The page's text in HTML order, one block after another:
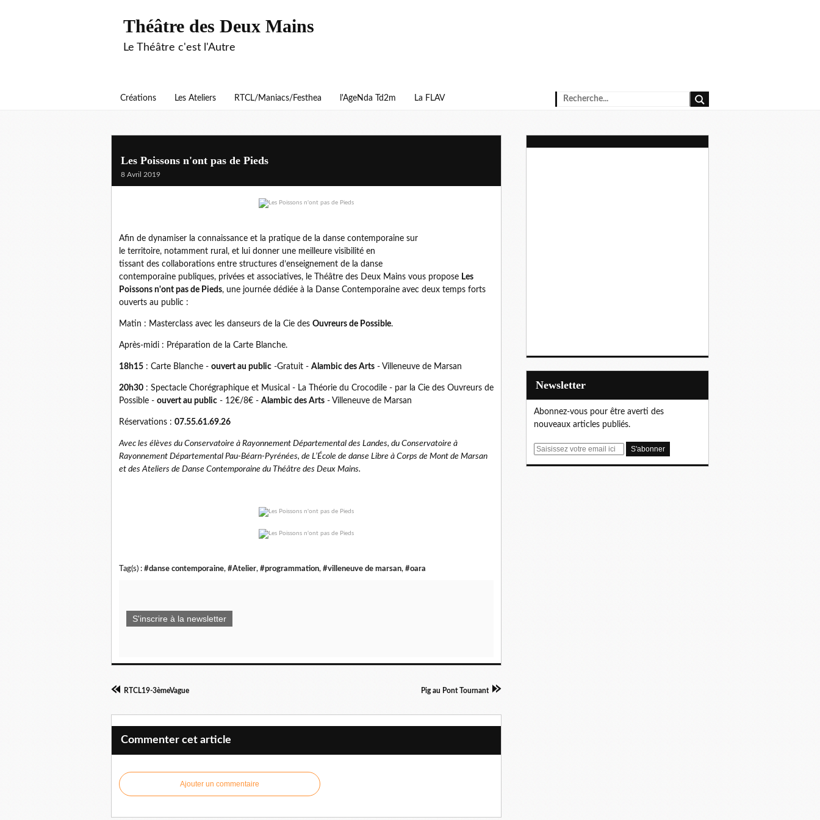
Théâtre des Deux Mains
Le Théâtre c'est l'Autre
Créations Les Ateliers RTCL/Maniacs/Festhea l'AgeNda Td2m La FLAV
Les Poissons n'ont pas de Pieds
8 Avril 2019
Afin de dynamiser la connaissance et la pratique de la danse contemporaine sur
le territoire, notamment rural, et lui donner une meilleure visibilité en
tissant des collaborations entre structures d’enseignement de la danse
contemporaine publiques, privées et associatives, le Théâtre des Deux Mains vous propose Les
Poissons n'ont pas de Pieds, une journée dédiée à la Danse Contemporaine avec deux temps forts
ouverts au public :
Matin : Masterclass avec les danseurs de la Cie des Ouvreurs de Possible.
Après-midi : Préparation de la Carte Blanche.
18h15 : Carte Blanche - ouvert au public -Gratuit - Alambic des Arts - Villeneuve de Marsan
20h30 : Spectacle Chorégraphique et Musical - La Théorie du Crocodile - par la Cie des Ouvreurs de
Possible - ouvert au public - 12€/8€ - Alambic des Arts - Villeneuve de Marsan
Réservations : 07.55.61.69.26
Avec les élèves du Conservatoire à Rayonnement Départemental des Landes, du Conservatoire à
Rayonnement Départemental Pau-Béarn-Pyrénées, de L’École de danse Libre à Corps de Mont de Marsan
et des Ateliers de Danse Contemporaine du Théâtre des Deux Mains.
Tag(s) : #danse contemporaine, #Atelier, #programmation, #villeneuve de marsan, #oara
S'inscrire à la newsletter
RTCL19-3èmeVague Pig au Pont Tournant
Commenter cet article
Ajouter un commentaire
Newsletter
Abonnez-vous pour être averti des
nouveaux articles publiés.
E